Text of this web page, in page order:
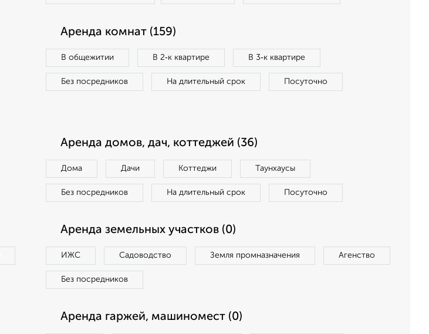
Аренда комнат (159)
В общежитии В 2‑к квартире В 3‑к квартире
Без посредников На длительный срок Посуточно
Аренда домов, дач, коттеджей (36)
Дома Дачи Коттеджи Таунхаусы
Без посредников На длительный срок Посуточно
Аренда земельных участков (0)
ИЖС Садоводство Земля промназначения Агенство
Без посредников
Аренда гаржей, машиномест (0)